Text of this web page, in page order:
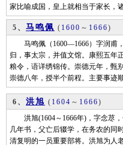
家比喻成国，皇上就相当于家长
5、 马鸣佩 ( 1600 ～ 1666)
马鸣佩（1600—1666）字润甫，
归，事太宗，并值文馆。康熙五年
粮令，语详绣锦传。崇德元年，甄
崇德八年，授半个前程。主要事
6、 洪旭 ( 1604 ～ 1666)
洪旭(1604～1666年)，字念荩，
几年书，父亡后辍学，在务农的同
清复明的一员重要部将。洪旭为人